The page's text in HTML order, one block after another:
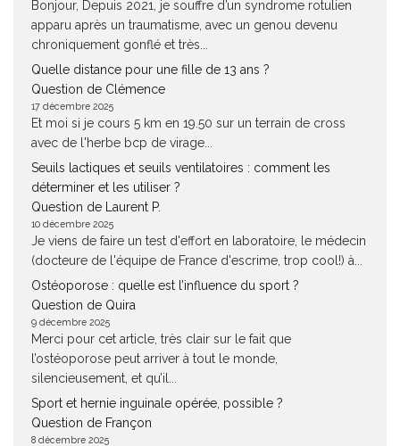
Bonjour, Depuis 2021, je souffre d’un syndrome rotulien
apparu après un traumatisme, avec un genou devenu
chroniquement gonflé et très...
Quelle distance pour une fille de 13 ans ?
Question de Clémence
17 décembre 2025
Et moi si je cours 5 km en 19.50 sur un terrain de cross
avec de l'herbe bcp de virage...
Seuils lactiques et seuils ventilatoires : comment les
déterminer et les utiliser ?
Question de Laurent P.
10 décembre 2025
Je viens de faire un test d'effort en laboratoire, le médecin
(docteure de l'équipe de France d'escrime, trop cool!) à...
Ostéoporose : quelle est l’influence du sport ?
Question de Quira
9 décembre 2025
Merci pour cet article, très clair sur le fait que
l’ostéoporose peut arriver à tout le monde,
silencieusement, et qu’il...
Sport et hernie inguinale opérée, possible ?
Question de Françon
8 décembre 2025